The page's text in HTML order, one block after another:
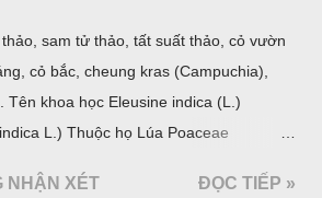
sam tử thảo, tất suất thảo, cỏ vườn
cỏ bắc, cheung kras (Campuchia),
Tên khoa học Eleusine indica (L.)
L.) Thuộc họ Lúa Poaceae
NHẬN XÉT ĐỌC TIẾP »